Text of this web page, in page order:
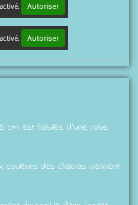
Autoriser
Autoriser
cm est habillée d'une robe
des chakras viennent